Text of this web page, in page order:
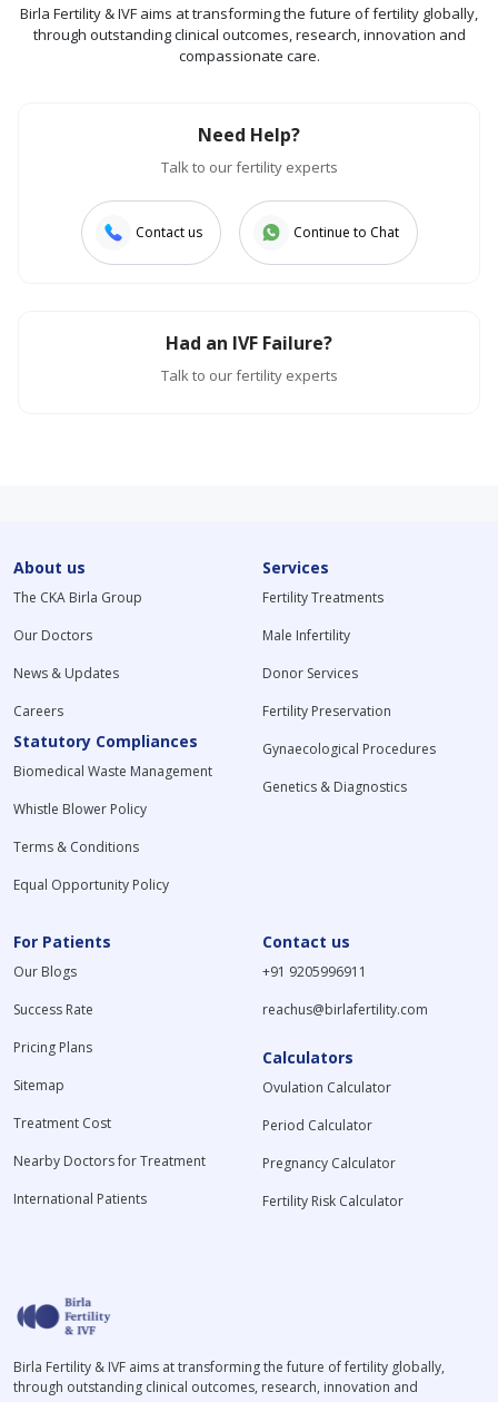
Birla Fertility & IVF aims at transforming the future of fertility globally,
through outstanding clinical outcomes, research, innovation and
compassionate care.
Need Help?
Talk to our fertility experts
Contact us Continue to Chat
Had an IVF Failure?
Talk to our fertility experts
About us
The CKA Birla Group
Our Doctors
News & Updates
Careers
Statutory Compliances
Biomedical Waste Management
Whistle Blower Policy
Terms & Conditions
Equal Opportunity Policy
Services
Fertility Treatments
Male Infertility
Donor Services
Fertility Preservation
Gynaecological Procedures
Genetics & Diagnostics
For Patients
Our Blogs
Success Rate
Pricing Plans
Sitemap
Treatment Cost
Nearby Doctors for Treatment
International Patients
Contact us
+91 9205996911
reachus@birlafertility.com
Calculators
Ovulation Calculator
Period Calculator
Pregnancy Calculator
Fertility Risk Calculator
Birla Fertility & IVF aims at transforming the future of fertility globally,
through outstanding clinical outcomes, research, innovation and